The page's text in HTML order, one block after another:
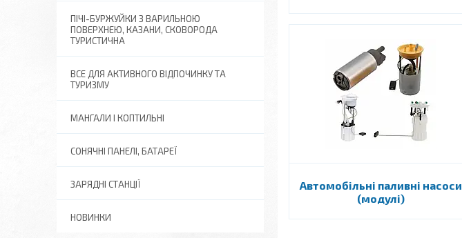
Автомобільні паливні насоси
(модулі)
ПІЧІ-БУРЖУЙКИ З ВАРИЛЬНОЮ
ПОВЕРХНЕЮ, КАЗАНИ, СКОВОРОДА
ТУРИСТИЧНА
ВСЕ ДЛЯ АКТИВНОГО ВІДПОЧИНКУ ТА
ТУРИЗМУ
МАНГАЛИ І КОПТИЛЬНІ
СОНЯЧНІ ПАНЕЛІ, БАТАРЕЇ
ЗАРЯДНІ СТАНЦІЇ
НОВИНКИ